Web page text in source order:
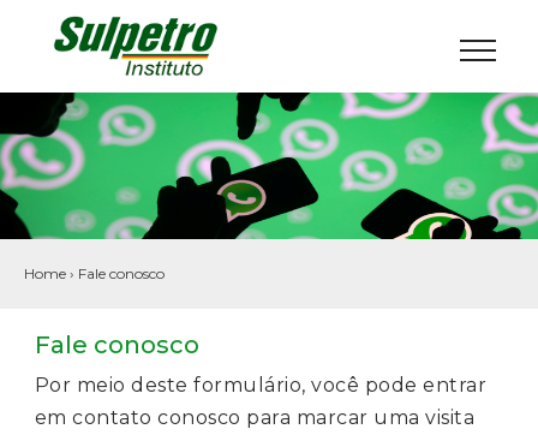
Home › Fale conosco
Fale conosco
Por meio deste formulário, você pode entrar
em contato conosco para marcar uma visita